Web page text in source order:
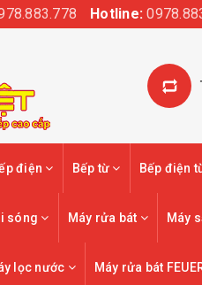
Hotline:
điện Bếp từ Bếp điện
sóng Máy rửa bát Máy
lọc nước Máy rửa bát